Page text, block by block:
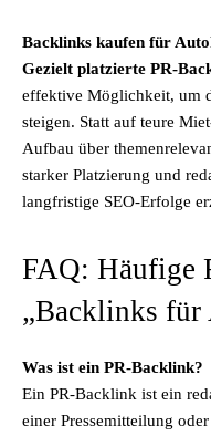
Backlinks kaufen für
Gezielt platzierte PR-
effektive Möglichkeit, um
steigen. Statt auf teure
Aufbau über
starker Platzierung und
langfristige SEO-Erfolge
FAQ: Häufige
„Backlinks für
Was ist ein PR-Backlink?
Ein PR-Backlink ist ein
einer Pressemitteilung